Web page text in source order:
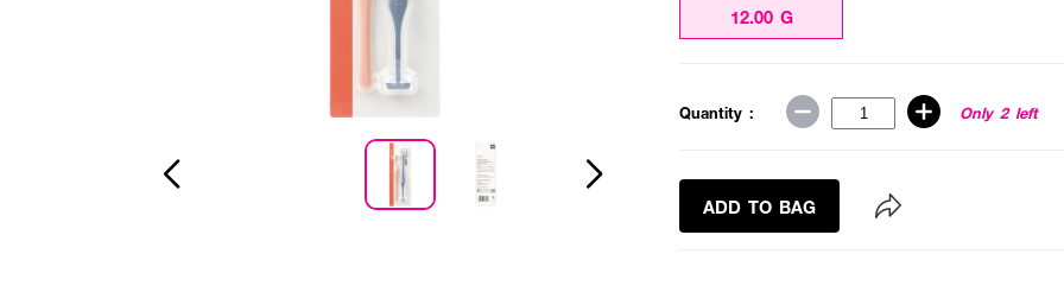
12.00 G
Quantity : Only 2 left
ADD TO BAG